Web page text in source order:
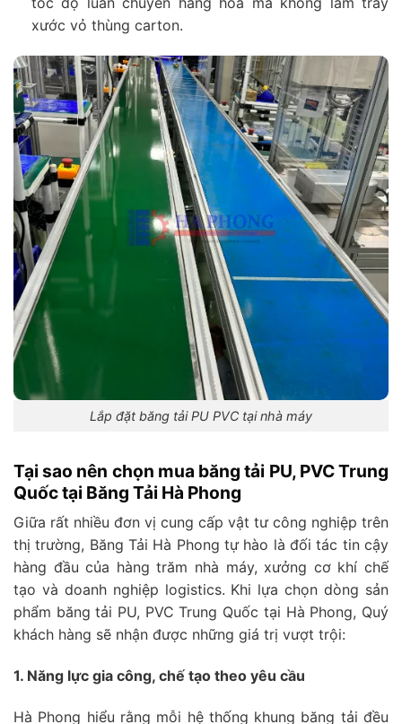
xước vỏ thùng carton.
Lắp đặt băng tải PU PVC tại nhà máy
Tại sao nên chọn mua băng tải PU, PVC Trung
Quốc tại Băng Tải Hà Phong
Giữa rất nhiều đơn vị cung cấp vật tư công nghiệp trên
thị trường, Băng Tải Hà Phong tự hào là đối tác tin cậy
hàng đầu của hàng trăm nhà máy, xưởng cơ khí chế
tạo và doanh nghiệp logistics. Khi lựa chọn dòng sản
phẩm băng tải PU, PVC Trung Quốc tại Hà Phong, Quý
khách hàng sẽ nhận được những giá trị vượt trội:
1. Năng lực gia công, chế tạo theo yêu cầu
Hà Phong hiểu rằng mỗi hệ thống khung băng tải đều